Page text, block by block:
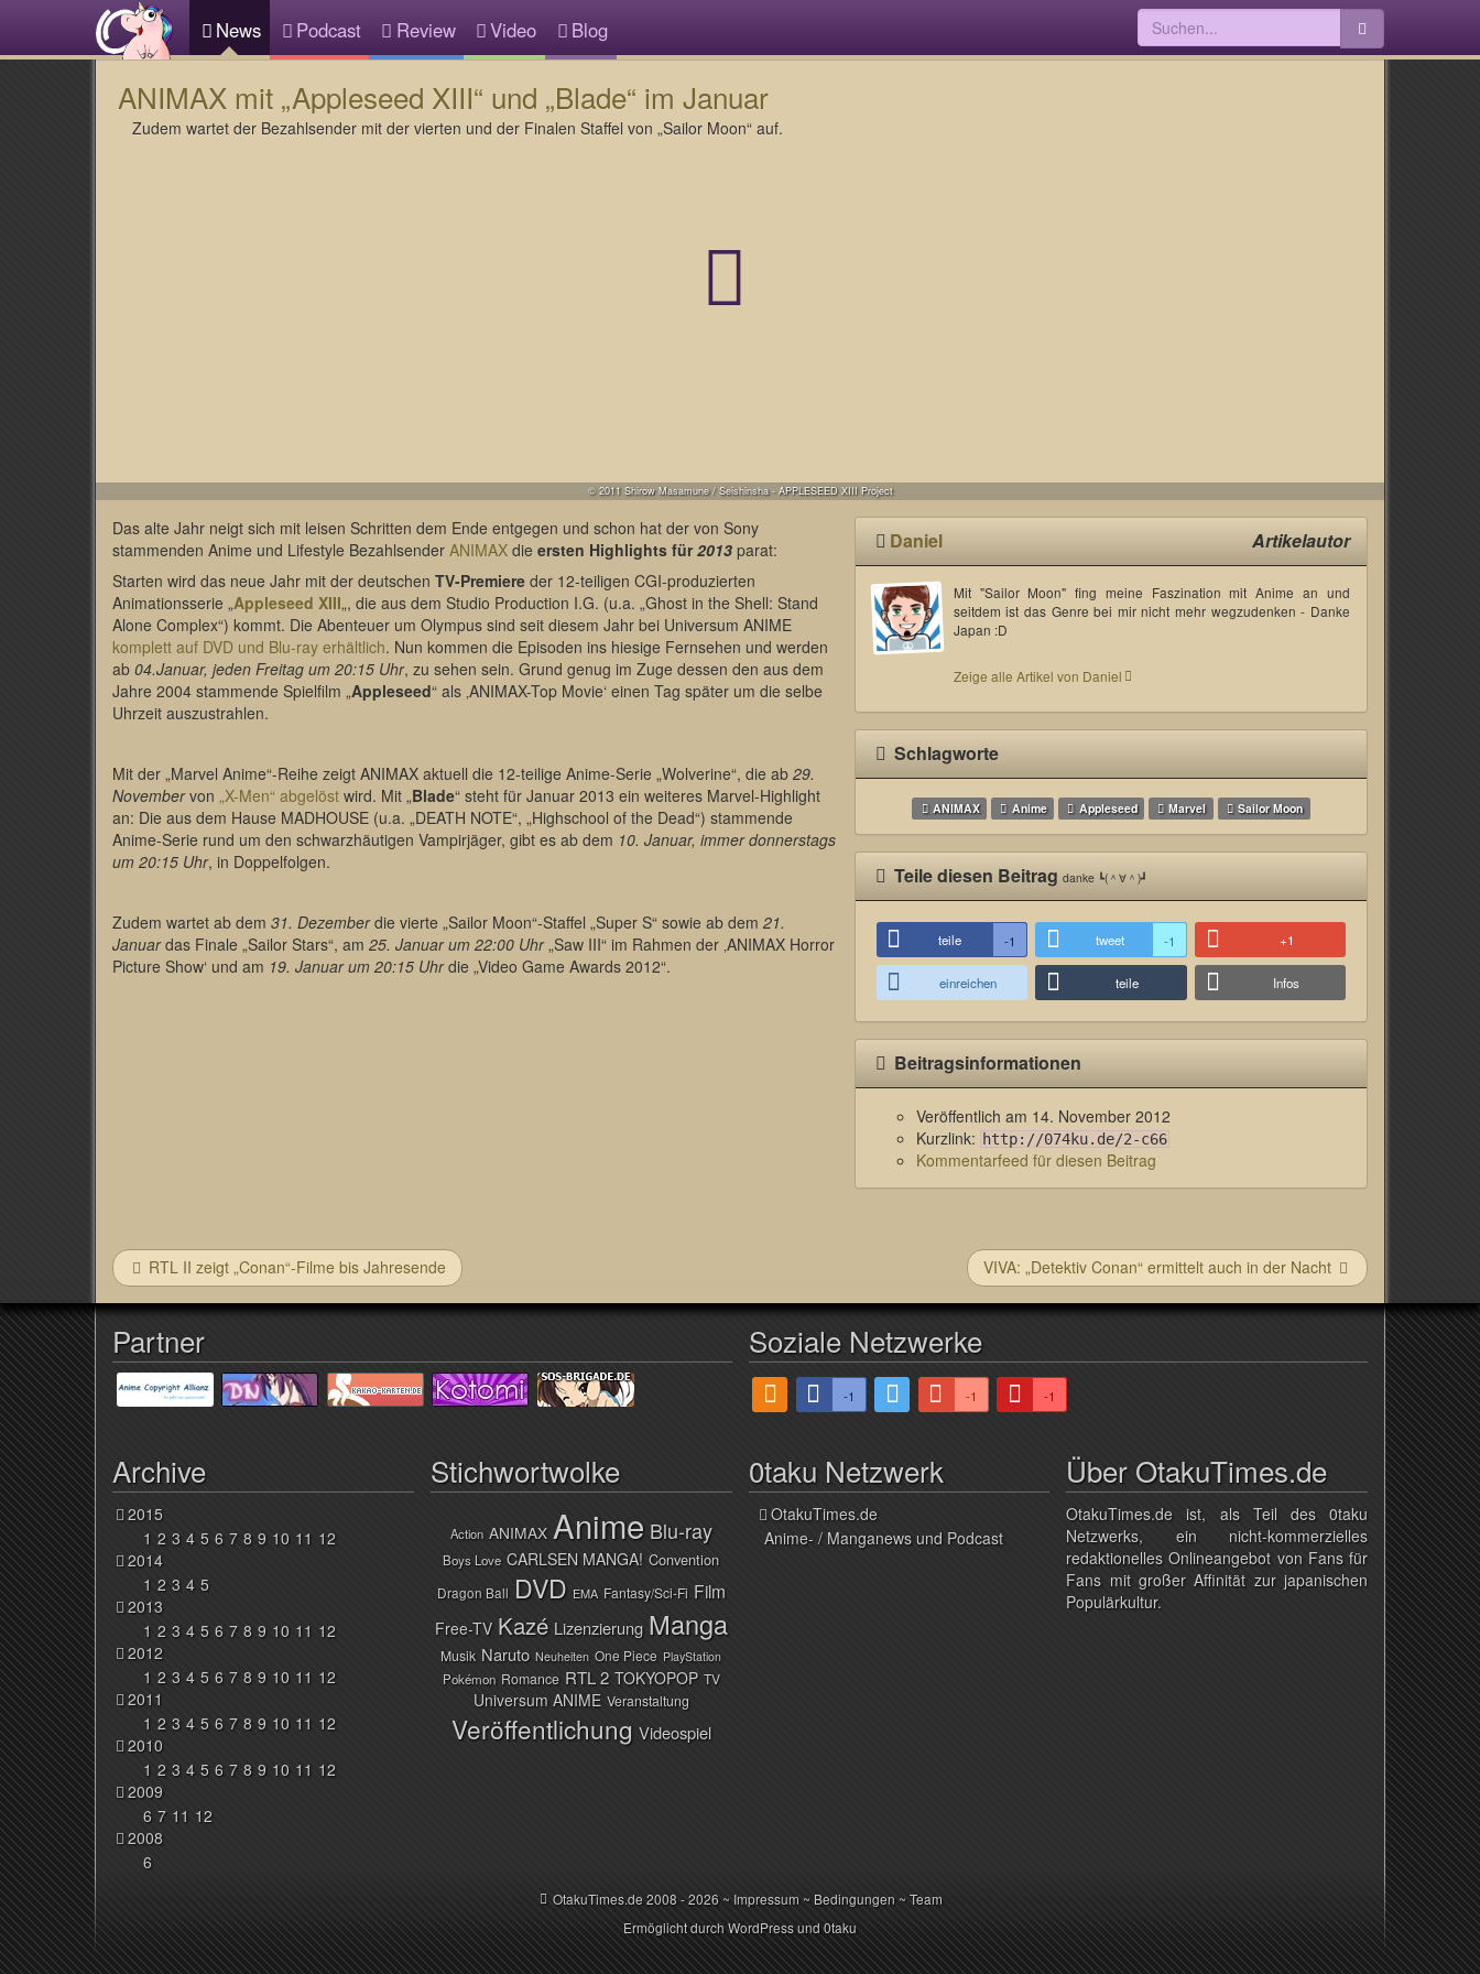
News Podcast Review Video Blog
ANIMAX mit „Appleseed XIII“ und „Blade“ im Januar
Zudem wartet der Bezahlsender mit der vierten und der Finalen Staffel von „Sailor Moon“ auf.
© 2011 Shirow Masamune / Seishinsha - APPLESEED XIII Project
Das alte Jahr neigt sich mit leisen Schritten dem Ende entgegen und schon hat der von Sony
stammenden Anime und Lifestyle Bezahlsender ANIMAX die ersten Highlights für2013 parat:
Starten wird das neue Jahr mit der deutschen TV-Premiere der 12-teiligen CGI-produzierten
Animationsserie „Appleseed XIII„, die aus dem Studio Production I.G. (u.a. „Ghost in the Shell: Stand
Alone Complex“) kommt. Die Abenteuer um Olympus sind seit diesem Jahr bei Universum ANIME
komplett auf DVD und Blu-ray erhältlich. Nun kommen die Episoden ins hiesige Fernsehen und werden
ab 04.Januar, jeden Freitag um 20:15 Uhr, zu sehen sein. Grund genug im Zuge dessen den aus dem
Jahre 2004 stammende Spielfilm „Appleseed“ als ‚ANIMAX-Top Movie‘ einen Tag später um die selbe
Uhrzeit auszustrahlen.
Mit der „Marvel Anime“-Reihe zeigt ANIMAX aktuell die 12-teilige Anime-Serie „Wolverine“, die ab 29.
Novembervon „X-Men“ abgelöst wird. Mit „Blade“ steht für Januar 2013 ein weiteres Marvel-Highlight
an: Die aus dem Hause MADHOUSE (u.a. „DEATH NOTE“, „Highschool of the Dead“) stammende
Anime-Serie rund um den schwarzhäutigen Vampirjäger, gibt es ab dem 10. Januar, immer donnerstags
um 20:15 Uhr, in Doppelfolgen.
Zudem wartet ab dem 31. Dezemberdie vierte „Sailor Moon“-Staffel „Super S“ sowie ab dem 21.
Januardas Finale „Sailor Stars“, am 25. Januar um 22:00 Uhr„Saw III“ im Rahmen der ‚ANIMAX Horror
Picture Show‘ und am 19. Januar um 20:15 Uhrdie „Video Game Awards 2012“.
Daniel Artikelautor
Mit "Sailor Moon" fing meine Faszination mit Anime an und
seitdem ist das Genre bei mir nicht mehr wegzudenken - Danke
Japan :D
Zeige alle Artikel von Daniel
Schlagworte
ANIMAX Anime Appleseed Marvel Sailor Moon
Teile diesen Beitragdanke ┗(＾∀＾)┛
teile -1 tweet -1 +1
einreichen teile Infos
Beitragsinformationen
Veröffentlich am 14. November 2012
Kurzlink: http://074ku.de/2-c66
Kommentarfeed für diesen Beitrag
RTL II zeigt „Conan“-Filme bis Jahresende VIVA: „Detektiv Conan“ ermittelt auch in der Nacht
Partner Soziale Netzwerke
-1 -1 -1
Archive
2015
1 2 3 4 5 6 7 8 9 10 11 12
2014
1 2 3 4 5
2013
1 2 3 4 5 6 7 8 9 10 11 12
2012
1 2 3 4 5 6 7 8 9 10 11 12
2011
1 2 3 4 5 6 7 8 9 10 11 12
2010
1 2 3 4 5 6 7 8 9 10 11 12
2009
6 7 11 12
2008
6
Stichwortwolke
Action ANIMAX Anime Blu-ray
Boys Love CARLSEN MANGA! Convention
Dragon Ball DVD EMA Fantasy/Sci-Fi Film
Free-TV Kazé Lizenzierung Manga
Musik Naruto Neuheiten One Piece PlayStation
Pokémon Romance RTL 2 TOKYOPOP TV
Universum ANIME Veranstaltung
Veröffentlichung Videospiel
0taku Netzwerk
OtakuTimes.de
Anime- / Manganews und Podcast
Über OtakuTimes.de
OtakuTimes.de ist, als Teil des 0taku
Netzwerks, ein nicht-kommerzielles
redaktionelles Onlineangebot von Fans für
Fans mit großer Affinität zur japanischen
Populärkultur.
OtakuTimes.de2008 - 2026 ~ Impressum ~ Bedingungen ~Team
Ermöglicht durchWordPressund 0taku